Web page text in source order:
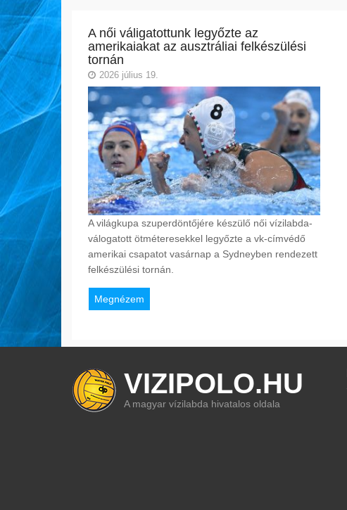
A női váligatottunk legyőzte az
amerikaiakat az ausztráliai felkészülési
tornán
2026 július 19.
A világkupa szuperdöntőjére készülő női vízilabda-
válogatott ötméteresekkel legyőzte a vk-címvédő
amerikai csapatot vasárnap a Sydneyben rendezett
felkészülési tornán.
Megnézem
VIZIPOLO.HU
A magyar vízilabda hivatalos oldala